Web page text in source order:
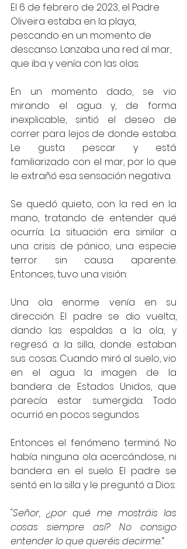
El 6 de febrero de 2023, el Padre
Oliveira estaba en la playa,
pescando en un momento de
descanso. Lanzaba una red al mar,
que iba y venía con las olas.
En un momento dado, se vio
mirando el agua y, de forma
inexplicable, sintió el deseo de
correr para lejos de donde estaba.
Le gusta pescar y está
familiarizado con el mar, por lo que
le extrañó esa sensación negativa.
Se quedó quieto, con la red en la
mano, tratando de entender qué
ocurría. La situación era similar a
una crisis de pánico, una especie
terror sin causa aparente.
Entonces, tuvo una visión:
Una ola enorme venía en su
dirección. El padre se dio vuelta,
dando las espaldas a la ola, y
regresó a la silla, donde estaban
sus cosas. Cuando miró al suelo, vio
en el agua la imagen de la
bandera de Estados Unidos, que
parecía estar sumergida. Todo
ocurrió en pocos segundos.
Entonces el fenómeno terminó. No
había ninguna ola acercándose, ni
bandera en el suelo. El padre se
sentó en la silla y le preguntó a Dios:
"Señor, ¿por qué me mostráis las
cosas siempre así? No consigo
entender lo que queréis decirme.”